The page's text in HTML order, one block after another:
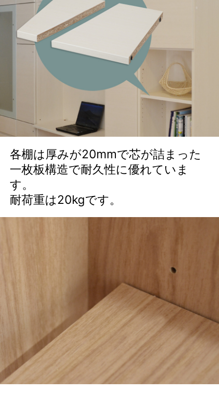
各棚は厚みが20mmで芯が詰まった
一枚板構造で耐久性に優れていま
す。
耐荷重は20kgです。